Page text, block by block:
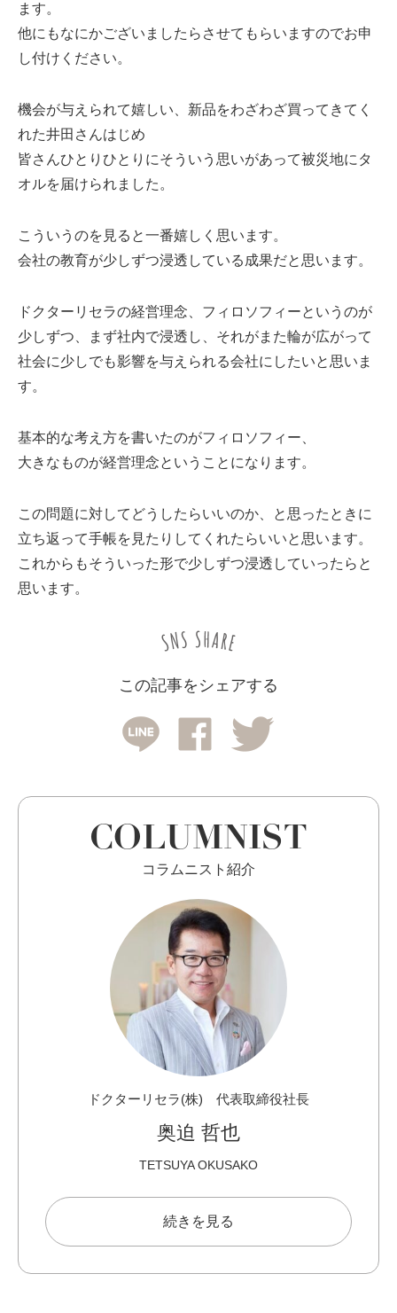
ます。
他にもなにかございましたらさせてもらいますのでお申
し付けください。
機会が与えられて嬉しい、新品をわざわざ買ってきてく
れた井田さんはじめ
皆さんひとりひとりにそういう思いがあって被災地にタ
オルを届けられました。
こういうのを見ると一番嬉しく思います。
会社の教育が少しずつ浸透している成果だと思います。
ドクターリセラの経営理念、フィロソフィーというのが
少しずつ、まず社内で浸透し、それがまた輪が広がって
社会に少しでも影響を与えられる会社にしたいと思いま
す。
基本的な考え方を書いたのがフィロソフィー、
大きなものが経営理念ということになります。
この問題に対してどうしたらいいのか、と思ったときに
立ち返って手帳を見たりしてくれたらいいと思います。
これからもそういった形で少しずつ浸透していったらと
思います。
この記事をシェアする
COLUMNIST
コラムニスト紹介
ドクターリセラ(株) 代表取締役社長
奥迫 哲也
TETSUYA OKUSAKO
続きを見る